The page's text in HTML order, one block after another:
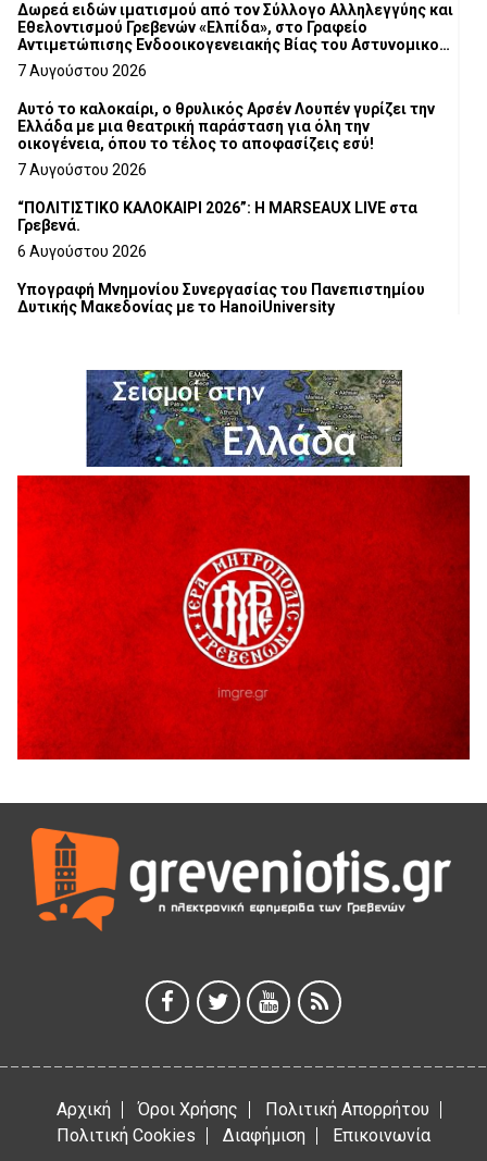
Δωρεά ειδών ιματισμού από τον Σύλλογο Αλληλεγγύης και
Εθελοντισμού Γρεβενών «Ελπίδα», στο Γραφείο
Αντιμετώπισης Ενδοοικογενειακής Βίας του Αστυνομικού
Τμήματος Γρεβενών
7 Αυγούστου 2026
Αυτό το καλοκαίρι, ο θρυλικός Αρσέν Λουπέν γυρίζει την
Ελλάδα με μια θεατρική παράσταση για όλη την
οικογένεια, όπου το τέλος το αποφασίζεις εσύ!
7 Αυγούστου 2026
“ΠΟΛΙΤΙΣΤΙΚΟ ΚΑΛΟΚΑΙΡΙ 2026”: Η MARSEAUX LIVE στα
Γρεβενά.
6 Αυγούστου 2026
Υπογραφή Μνημονίου Συνεργασίας του Πανεπιστημίου
Δυτικής Μακεδονίας με το HanoiUniversity
Σε απόγνωση λόγω αδέσποτων
6 Αυγούστου 2026
ΔΙΑΚΟΠΗ ΗΛΕΚΤΡΙΚΟΥ ΡΕΥΜΑΤΟΣ
6 Αυγούστου 2026
Ολοκληρώνεται η ασφαλτόστρωση της οδού Περιβόλι –
Αβδέλλα
H παραδοχή λαθών είναι (και) δύναμη
5 Αυγούστου 2026
Ο ΑΝΔΡΕΑΣ ΑΣΛΑΝΙΔΗΣ ΣΥΝΕΧΙΖΕΙ ΣΤΟΝ ΠΡΩΤΕΑ
ΓΡΕΒΕΝΩΝ
5 Αυγούστου 2026
Ευχαριστήριο Εκπολιτιστικού Συλλόγου Ταξιάρχη προς κ.
Παρασχάκη Αθανάσιο
Διακοπή υδροδότησης του Α΄ κλάδου ύδρευσης
5 Αυγούστου 2026
Η Marseaux στα Γρεβενά για μια μοναδική συναυλία
5 Αυγούστου 2026
Θερινό Σινεμά στο πλαίσιο του «Πολιτιστικού
5 Αυγούστου 2026
Αρχική Όροι Χρήσης
Πολιτική Απορρήτου
Πολιτική Cookies
Διαφήμιση Επικοινωνία